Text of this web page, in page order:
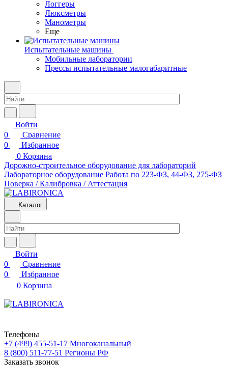
Логгеры
Люксметры
Манометры
Еще
Испытательные машины
Мобильные лаборатории
Прессы испытательные малогабаритные
Войти
0
Сравнение
0
Избранное
0 Корзина
Дорожно-строительное оборудование для лабораторий
Лабораторное оборудование Работа по 223-ФЗ, 44-ФЗ, 275-ФЗ
Поверка / Калибровка / Аттестация
Каталог
Войти
0
Сравнение
0
Избранное
0 Корзина
Телефоны
+7 (499) 455-51-17 Многоканальный
8 (800) 511-77-51 Регионы РФ
Заказать звонок